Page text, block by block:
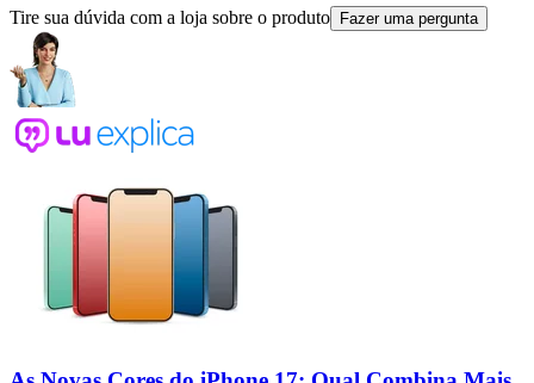
Tire sua dúvida com a loja sobre o produto Fazer uma pergunta